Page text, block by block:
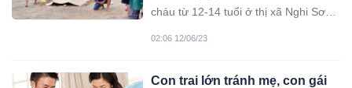
cháu từ 12-14 tuổi ở thị xã Nghi Sơn
02:06 12/06/23
Con trai lớn tránh mẹ, con gái